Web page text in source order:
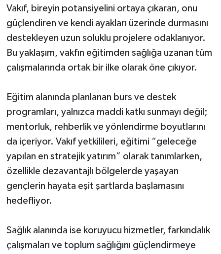
Vakıf, bireyin potansiyelini ortaya çıkaran, onu
güçlendiren ve kendi ayakları üzerinde durmasını
destekleyen uzun soluklu projelere odaklanıyor.
Bu yaklaşım, vakfın eğitimden sağlığa uzanan tüm
çalışmalarında ortak bir ilke olarak öne çıkıyor.
Eğitim alanında planlanan burs ve destek
programları, yalnızca maddi katkı sunmayı değil;
mentorluk, rehberlik ve yönlendirme boyutlarını
da içeriyor. Vakıf yetkilileri, eğitimi “geleceğe
yapılan en stratejik yatırım” olarak tanımlarken,
özellikle dezavantajlı bölgelerde yaşayan
gençlerin hayata eşit şartlarda başlamasını
hedefliyor.
Sağlık alanında ise koruyucu hizmetler, farkındalık
çalışmaları ve toplum sağlığını güçlendirmeye